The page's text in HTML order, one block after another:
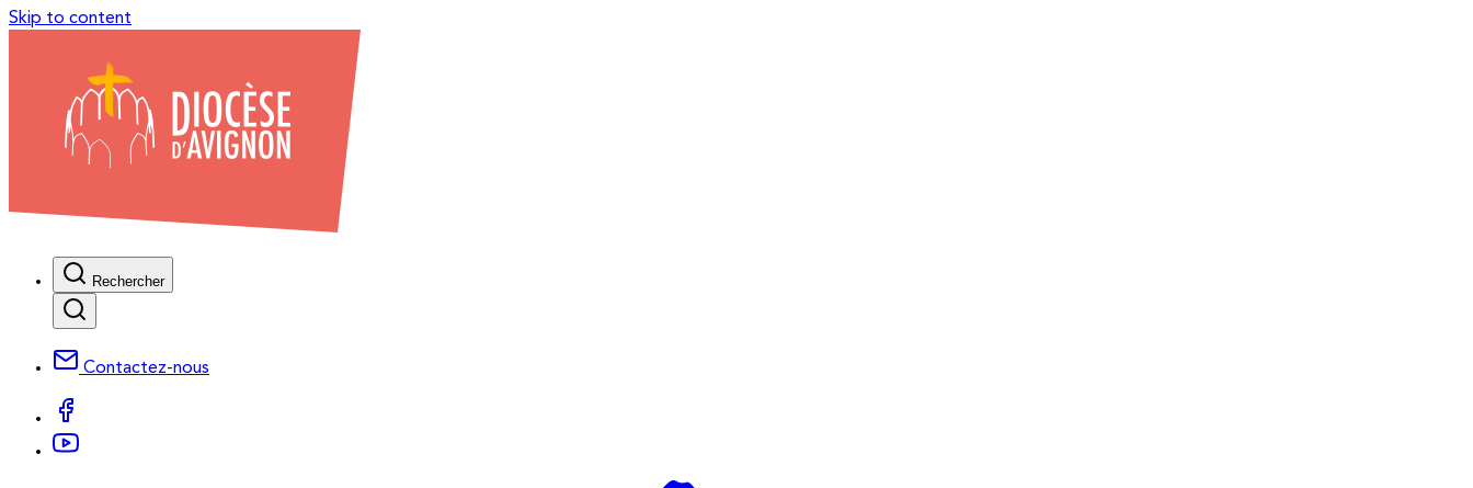
Skip to content
Rechercher
Contactez-nous